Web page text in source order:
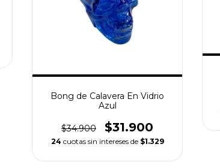
Bong de Calavera En Vidrio
Azul
$34.900 $31.900
24 cuotas sin intereses de $1.329